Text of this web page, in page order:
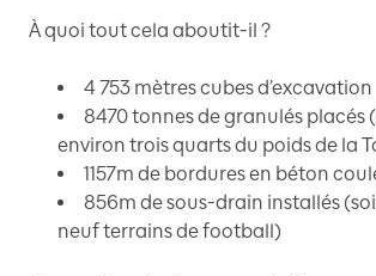
À quoi tout cela aboutit-il ?
4 753 mètres cubes d’excavation
8470 tonnes de granulés placés
environ trois quarts du poids de la
1157m de bordures en béton
856m de sous-drain installés
neuf terrains de football)